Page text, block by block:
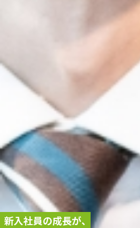
新入社員の成長が、